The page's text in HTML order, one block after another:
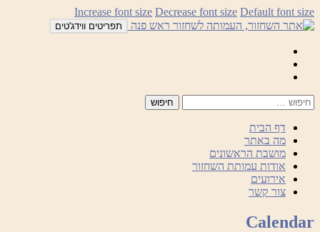
לדלג
לתוכן
Increase font size Decrease font size Default font size
תפריטים ווידג'טים
דף הבית
מה באתר
מושבת הראשונים
אודות עמותת השחזור
אירועים
צור קשר
Calendar